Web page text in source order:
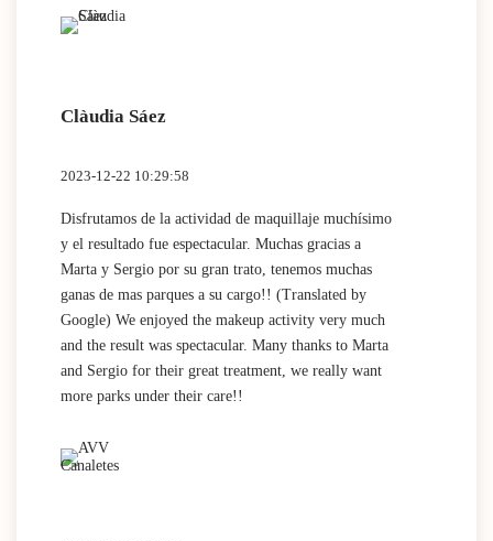
Clàudia Sáez
2023-12-22 10:29:58
Disfrutamos de la actividad de maquillaje muchísimo
y el resultado fue espectacular. Muchas gracias a
Marta y Sergio por su gran trato, tenemos muchas
ganas de mas parques a su cargo!! (Translated by
Google) We enjoyed the makeup activity very much
and the result was spectacular. Many thanks to Marta
and Sergio for their great treatment, we really want
more parks under their care!!